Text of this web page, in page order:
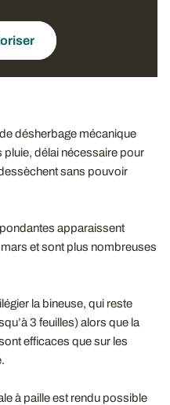
désherbage mécanique
pluie, délai nécessaire pour
sans pouvoir
apparaissent
et sont plus nombreuses
la bineuse, qui reste
3 feuilles) alors que la
efficaces que sur les
à paille est rendu possible